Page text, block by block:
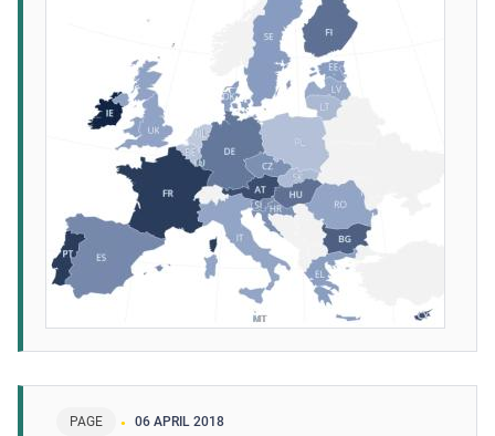
PAGE 06 APRIL 2018